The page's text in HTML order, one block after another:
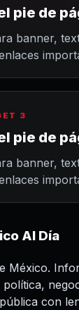
pie de
banner,
3
pie de
banner,
Al Día
México.
política,
con